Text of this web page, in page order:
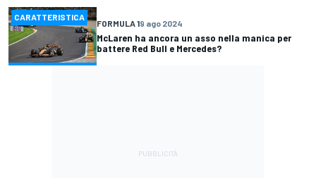
CARATTERISTICA
FORMULA 19 ago 2024
McLaren ha ancora un asso nella manica per
battere Red Bull e Mercedes?